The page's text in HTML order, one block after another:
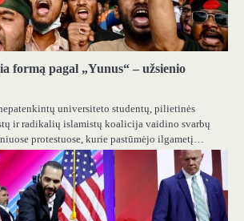
formą pagal „Yunus“ – užsienio
universiteto studentų, pilietinės
ir radikalių islamistų koalicija vaidino svarbų
protestuose, kurie pastūmėjo ilgametį…